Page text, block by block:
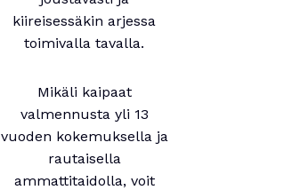
kiireisessäkin arjessa
toimivalla tavalla.
Mikäli kaipaat
valmennusta yli 13
vuoden kokemuksella ja
rautaisella
ammattitaidolla, voit